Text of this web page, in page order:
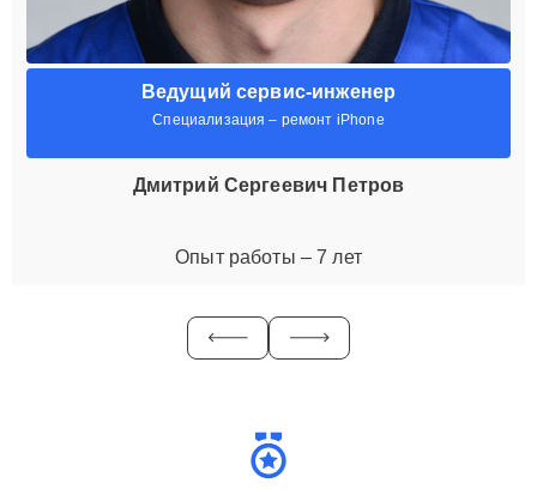
Ведущий сервис-инженер
Специализация – ремонт iPhone
Дмитрий Сергеевич Петров
Опыт работы – 7 лет